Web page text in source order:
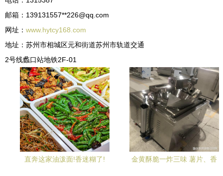
邮箱：139131557**226@qq.com
网址： www.hytcy168.com
地址：苏州市相城区元和街道苏州市轨道交通
2号线蠡口站地铁2F-01
直奔这家油泼面!香迷糊了!
金黄酥脆一炸三味 薯片、香